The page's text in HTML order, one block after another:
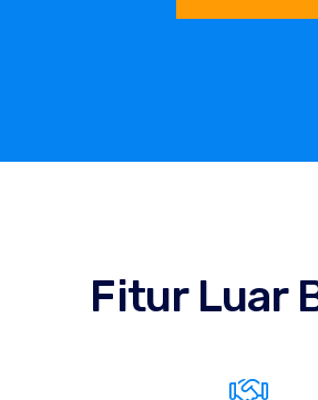
Fitur Luar